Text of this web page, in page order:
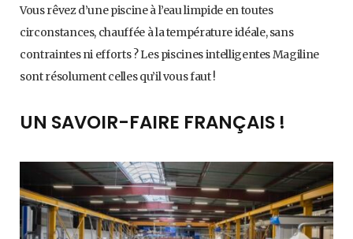
Vous rêvez d’une piscine à l’eau limpide en toutes
circonstances, chauffée à la température idéale, sans
contraintes ni efforts ? Les piscines intelligentes Magiline
sont résolument celles qu’il vous faut !
UN SAVOIR-FAIRE FRANÇAIS !